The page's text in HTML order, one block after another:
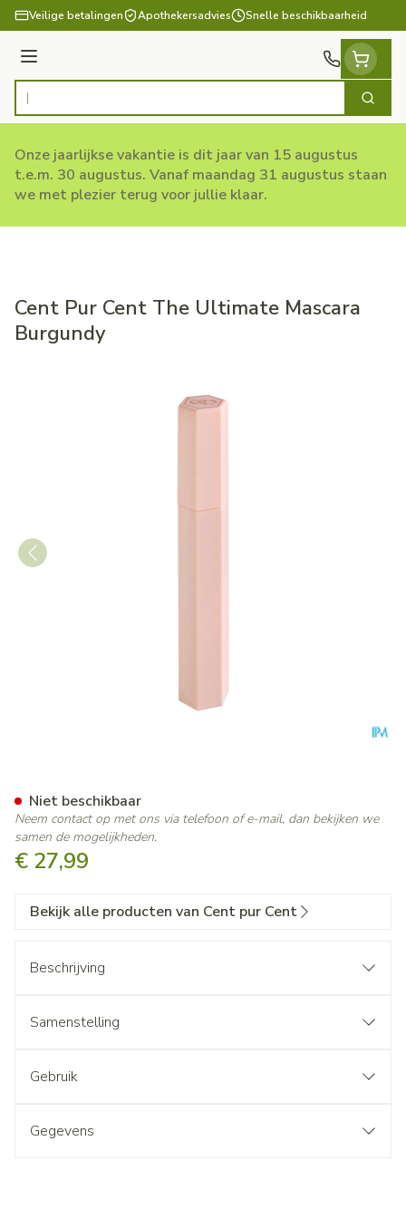
Ga naar de inhoud
Veilige betalingen Apothekersadvies Snelle beschikbaarheid
Menu
Product, merk, categorie... Zoek
Onze jaarlijkse vakantie is dit jaar van 15 augustus
t.e.m. 30 augustus. Vanaf maandag 31 augustus staan
we met plezier terug voor jullie klaar.
Cent Pur Cent The Ultimate Mascara
Burgundy
€ 27,99
Niet beschikbaar
Neem contact op met ons via telefoon of e-mail, dan bekijken we
samen de mogelijkheden.
Bekijk alle producten van Cent pur Cent
Beschrijving
Samenstelling
Gebruik
Gegevens